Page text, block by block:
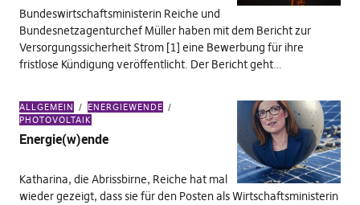
Bundeswirtschaftsministerin Reiche und
Bundesnetzagenturchef Müller haben mit dem Bericht zur
Versorgungssicherheit Strom [1] eine Bewerbung für ihre
fristlose Kündigung veröffentlicht. Der Bericht geht…
ALLGEMEIN
ENERGIEWENDE
PHOTOVOLTAIK
Energie(w)ende
Katharina, die Abrissbirne, Reiche hat mal
wieder gezeigt, dass sie für den Posten als Wirtschaftsministerin